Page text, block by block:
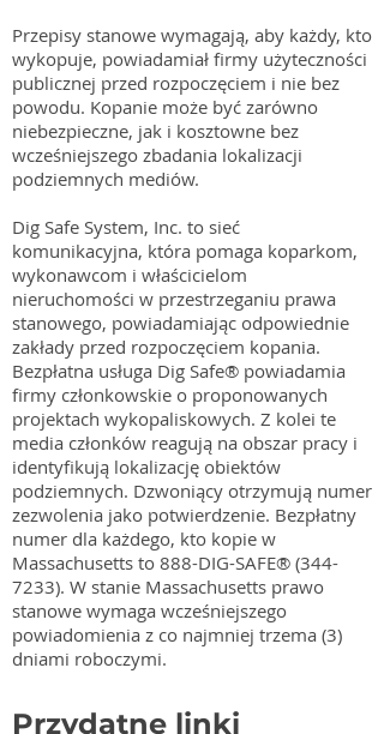
Przepisy stanowe wymagają, aby każdy, kto
wykopuje, powiadamiał firmy użyteczności
publicznej przed rozpoczęciem i nie bez
powodu. Kopanie może być zarówno
niebezpieczne, jak i kosztowne bez
wcześniejszego zbadania lokalizacji
podziemnych mediów.
Dig Safe System, Inc. to sieć
komunikacyjna, która pomaga koparkom,
wykonawcom i właścicielom
nieruchomości w przestrzeganiu prawa
stanowego, powiadamiając odpowiednie
zakłady przed rozpoczęciem kopania.
Bezpłatna usługa Dig Safe® powiadamia
firmy członkowskie o proponowanych
projektach wykopaliskowych. Z kolei te
media członków reagują na obszar pracy i
identyfikują lokalizację obiektów
podziemnych. Dzwoniący otrzymują numer
zezwolenia jako potwierdzenie. Bezpłatny
numer dla każdego, kto kopie w
Massachusetts to 888-DIG-SAFE® (344-
7233). W stanie Massachusetts prawo
stanowe wymaga wcześniejszego
powiadomienia z co najmniej trzema (3)
dniami roboczymi.
Przydatne linki